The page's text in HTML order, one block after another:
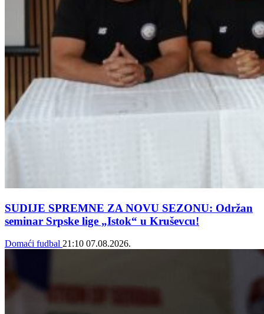
SUDIJE SPREMNE ZA NOVU SEZONU: Održan
seminar Srpske lige „Istok“ u Kruševcu!
Domaći fudbal 21:10 07.08.2026.